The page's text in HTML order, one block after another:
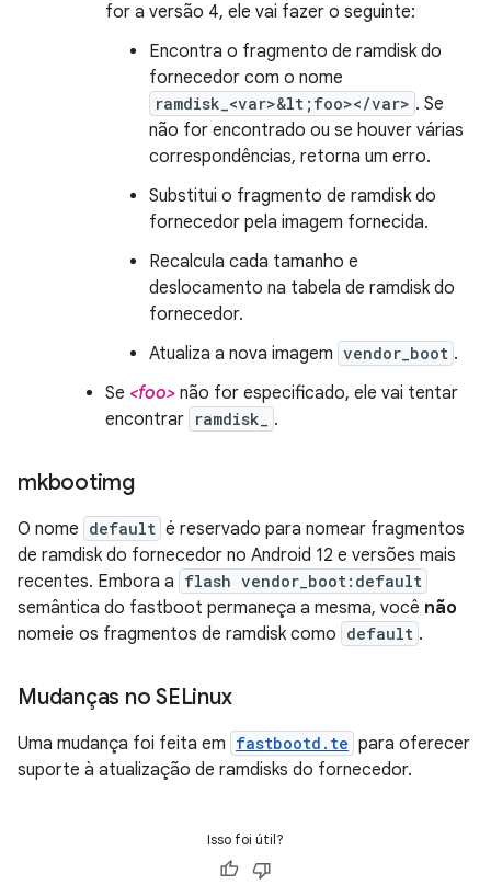
for a versão 4, ele vai fazer o seguinte:
Encontra o fragmento de ramdisk do
fornecedor com o nome
ramdisk_<var>&lt;foo></var> . Se
não for encontrado ou se houver várias
correspondências, retorna um erro.
Substitui o fragmento de ramdisk do
fornecedor pela imagem fornecida.
Recalcula cada tamanho e
deslocamento na tabela de ramdisk do
fornecedor.
Atualiza a nova imagem vendor_boot .
Se <foo> não for especificado, ele vai tentar
encontrar ramdisk_ .
mkbootimg
O nome default é reservado para nomear fragmentos
de ramdisk do fornecedor no Android 12 e versões mais
recentes. Embora a flash vendor_boot:default
semântica do fastboot permaneça a mesma, você não
nomeie os fragmentos de ramdisk como default .
Mudanças no SELinux
Uma mudança foi feita em fastbootd.te para oferecer
suporte à atualização de ramdisks do fornecedor.
Isso foi útil?